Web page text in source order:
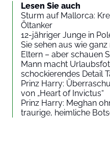
Lesen Sie auch
Sturm auf Mallorca:
Öltanker
12-jähriger Junge in
Sie sehen aus wie
Eltern – aber schauen
Mann macht
schockierendes Detail
Prinz Harry:
von „Heart of Invictus“
Prinz Harry: Meghan
traurige, heimliche